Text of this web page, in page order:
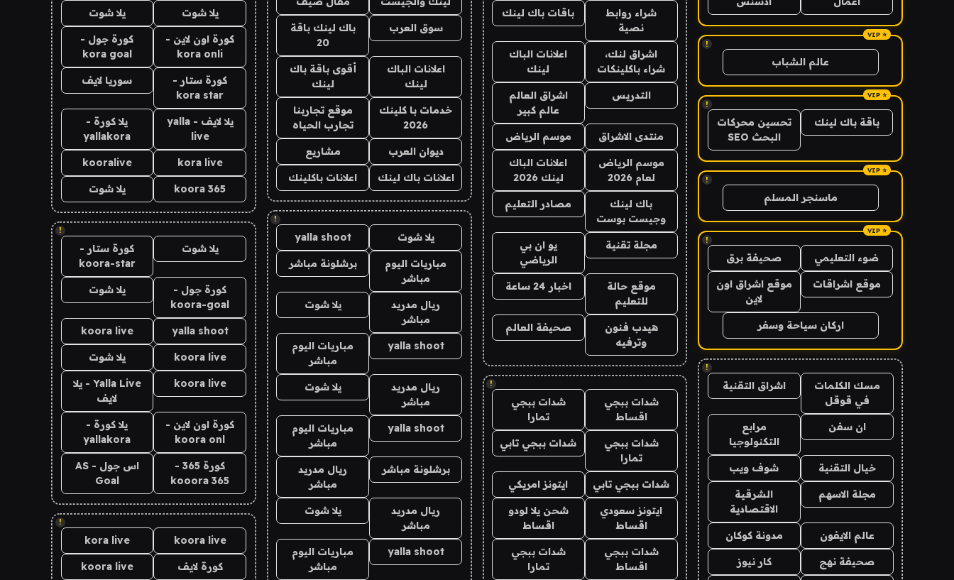
!
عالم الشباب
!
باقة باك لينك
تحسين محركات
البحث SEO
!
ماسنجر المسلم
!
ضوء التعليمي صحيفة برق
موقع اشراقات
موقع اشراق اون
لاين
اركان سياحة وسفر
!
مسك الكلمات
في قوقل
اشراق التقنية
ان سفن
مرابع
التكنولوجيا
خيال التقنية شوف ويب
مجلة الاسهم
الشرقية
الاقتصادية
عالم الايفون مدونة كوكان
صحيفة نهج كار نيوز
شراء روابط
نصية
باقات باك لينك
اشراق لنك،
شراء باكلينكات
اعلانات الباك
لينك
التدريس
اشراق العالم
عالم كبير
منتدى الاشراق موسم الرياض
موسم الرياض
لعام 2026
اعلانات الباك
لينك 2026
باك لينك
وجيست بوست
مصادر التعليم
مجلة تقنية
يو ان بي
الرياضي
موقع حالة
للتعليم
اخبار 24 ساعة
هيدب فنون
وترفيه
صحيفة العالم
!
شدات ببجي
اقساط
شدات ببجي
تمارا
شدات ببجي
تمارا
شدات ببجي تابي
شدات ببجي تابي ايتونز امريكي
ايتونز سعودي
اقساط
شحن يلا لودو
اقساط
شدات ببجي
اقساط
شدات ببجي
تمارا
سوق العرب
باك لينك باقة
20
اعلانات الباك
لينك
أقوى باقة باك
لينك
خدمات با كلينك
2026
موقع تجاربنا
تجارب الحياه
ديوان العرب مشاريع
اعلانات باك لينك اعلانات باكلينك
!
يلا شوت yalla shoot
مباريات اليوم
مباشر
برشلونة مباشر
ريال مدريد
مباشر
يلا شوت
yalla shoot
مباريات اليوم
مباشر
ريال مدريد
مباشر
يلا شوت
yalla shoot
مباريات اليوم
مباشر
برشلونة مباشر
ريال مدريد
مباشر
ريال مدريد
مباشر
يلا شوت
yalla shoot
مباريات اليوم
مباشر
يلا شوت يلا شوت
كورة اون لاين -
kora onli
كورة جول -
kora goal
كورة ستار -
kora star
سوريا لايف
يلا لايف - yalla
live
يلا كورة -
yallakora
kora live
kooralive
koora 365 يلا شوت
!
يلا شوت
كورة ستار -
koora-star
كورة جول -
koora-goal
يلا شوت
yalla shoot
koora live
koora live يلا شوت
koora live
Yalla Live - يلا
لايف
كورة اون لاين -
koora onl
يلا كورة -
yallakora
كورة 365 -
kooora 365
اس جول - AS
Goal
!
koora live
kora live
كورة لايف koora live